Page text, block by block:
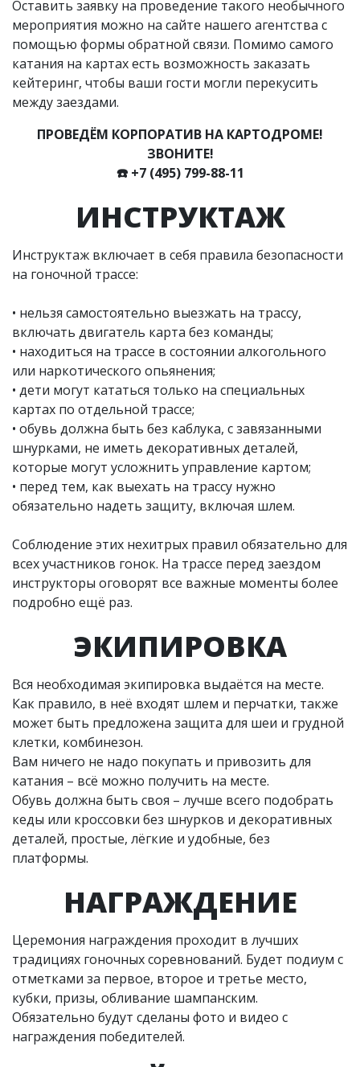
Оставить заявку на проведение такого необычного
мероприятия можно на сайте нашего агентства с
помощью формы обратной связи. Помимо самого
катания на картах есть возможность заказать
кейтеринг, чтобы ваши гости могли перекусить
между заездами.
ПРОВЕДЁМ КОРПОРАТИВ НА КАРТОДРОМЕ!
ЗВОНИТЕ!
☎️ +7 (495) 799-88-11
ИНСТРУКТАЖ
Инструктаж включает в себя правила безопасности
на гоночной трассе:
• нельзя самостоятельно выезжать на трассу,
включать двигатель карта без команды;
• находиться на трассе в состоянии алкогольного
или наркотического опьянения;
• дети могут кататься только на специальных
картах по отдельной трассе;
• обувь должна быть без каблука, с завязанными
шнурками, не иметь декоративных деталей,
которые могут усложнить управление картом;
• перед тем, как выехать на трассу нужно
обязательно надеть защиту, включая шлем.
Соблюдение этих нехитрых правил обязательно для
всех участников гонок. На трассе перед заездом
инструкторы оговорят все важные моменты более
подробно ещё раз.
ЭКИПИРОВКА
Вся необходимая экипировка выдаётся на месте.
Как правило, в неё входят шлем и перчатки, также
может быть предложена защита для шеи и грудной
клетки, комбинезон.
Вам ничего не надо покупать и привозить для
катания – всё можно получить на месте.
Обувь должна быть своя – лучше всего подобрать
кеды или кроссовки без шнурков и декоративных
деталей, простые, лёгкие и удобные, без
платформы.
НАГРАЖДЕНИЕ
Церемония награждения проходит в лучших
традициях гоночных соревнований. Будет подиум с
отметками за первое, второе и третье место,
кубки, призы, обливание шампанским.
Обязательно будут сделаны фото и видео с
награждения победителей.